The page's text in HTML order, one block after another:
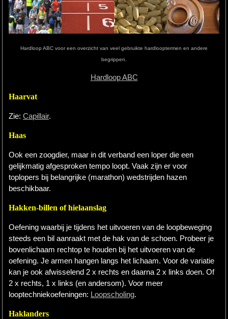
Hardlopen
Site
Hardloop ABC voor een overzicht van veel gebruikte hardlooptermen en andere
begrippen.
Hardloop ABC
Haarvat
Zie: Capillair.
Haas
Ook een zoogdier, maar in dit verband een loper die een
gelijkmatig afgesproken tempo loopt. Vaak zijn er voor
toplopers bij belangrijke (marathon) wedstrijden hazen
beschikbaar.
Hakken-billen of hielaanslag
Oefening waarbij je tijdens het uitvoeren van de loopbeweging
steeds een bil aanraakt met de hak van de schoen. Probeer je
bovenlichaam rechtop te houden bij het uitvoeren van de
oefening. Je armen hangen langs het lichaam. Voor de variatie
kan je ook afwisselend 2 x rechts en daarna 2 x links doen. Of
2 x rechts, 1 x links (en andersom). Voor meer
looptechniekoefeningen: Loopscholing.
Haklanders